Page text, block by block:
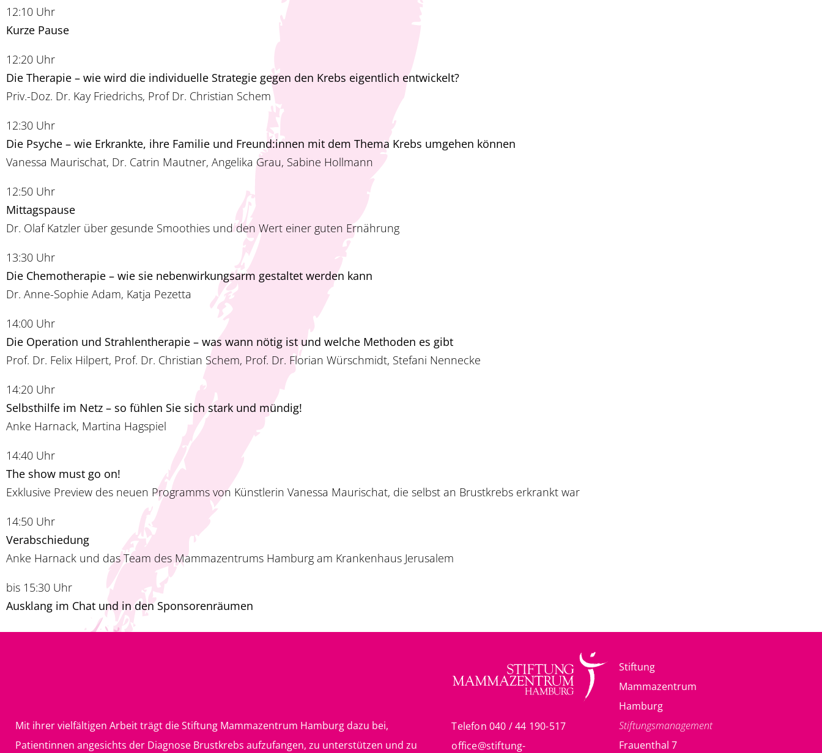
12:10 Uhr
Kurze Pause
12:20 Uhr
Die Therapie – wie wird die individuelle Strategie gegen den Krebs eigentlich entwickelt?
Priv.-Doz. Dr. Kay Friedrichs, Prof Dr. Christian Schem
12:30 Uhr
Die Psyche – wie Erkrankte, ihre Familie und Freund:innen mit dem Thema Krebs umgehen können
Vanessa Maurischat, Dr. Catrin Mautner, Angelika Grau, Sabine Hollmann
12:50 Uhr
Mittagspause
Dr. Olaf Katzler über gesunde Smoothies und den Wert einer guten Ernährung
13:30 Uhr
Die Chemotherapie – wie sie nebenwirkungsarm gestaltet werden kann
Dr. Anne-Sophie Adam, Katja Pezetta
14:00 Uhr
Die Operation und Strahlentherapie – was wann nötig ist und welche Methoden es gibt
Prof. Dr. Felix Hilpert, Prof. Dr. Christian Schem, Prof. Dr. Florian Würschmidt, Stefani Nennecke
14:20 Uhr
Selbsthilfe im Netz – so fühlen Sie sich stark und mündig!
Anke Harnack, Martina Hagspiel
14:40 Uhr
The show must go on!
Exklusive Preview des neuen Programms von Künstlerin Vanessa Maurischat, die selbst an Brustkrebs erkrankt war
14:50 Uhr
Verabschiedung
Anke Harnack und das Team des Mammazentrums Hamburg am Krankenhaus Jerusalem
bis 15:30 Uhr
Ausklang im Chat und in den Sponsorenräumen
Mit ihrer vielfältigen Arbeit trägt die Stiftung Mammazentrum Hamburg dazu bei,
Patientinnen angesichts der Diagnose Brustkrebs aufzufangen, zu unterstützen und zu
Telefon 040 / 44 190-517
office@stiftung-
Stiftung
Mammazentrum
Hamburg
Stiftungsmanagement
Frauenthal 7